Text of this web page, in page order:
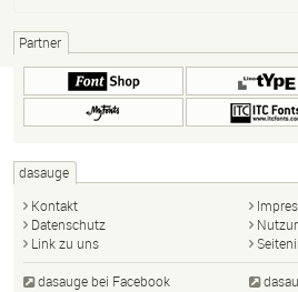
Partner
dasauge
Kontakt
Datenschutz
Link zu uns
dasauge bei Facebook